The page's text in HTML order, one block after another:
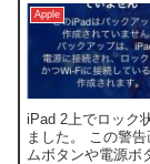
Apple
iPad 2上でロック
ました。 この警
ムボタンや電源ボ